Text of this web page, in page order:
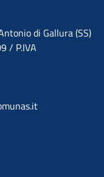
di Gallura (SS)
/ P.IVA